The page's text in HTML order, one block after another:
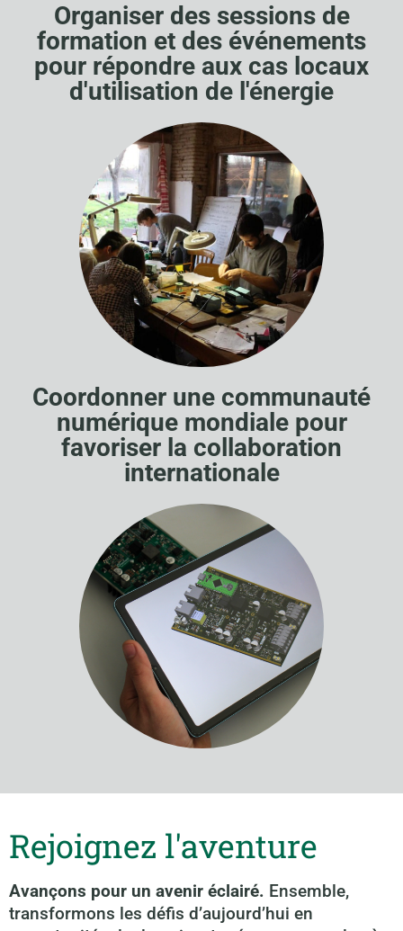
Organiser des sessions de
formation et des événements
pour répondre aux cas locaux
d'utilisation de l'énergie
Coordonner une communauté
numérique mondiale pour
favoriser la collaboration
internationale
Rejoignez l'aventure
Avançons pour un avenir éclairé. Ensemble,
transformons les défis d’aujourd’hui en